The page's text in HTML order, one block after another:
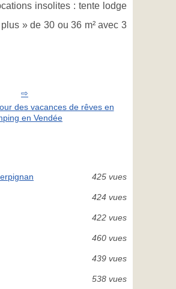
insolites : tente lodge
» de 30 ou 36 m² avec 3
des vacances de rêves en
en Vendée
425 vues
424 vues
422 vues
460 vues
439 vues
538 vues